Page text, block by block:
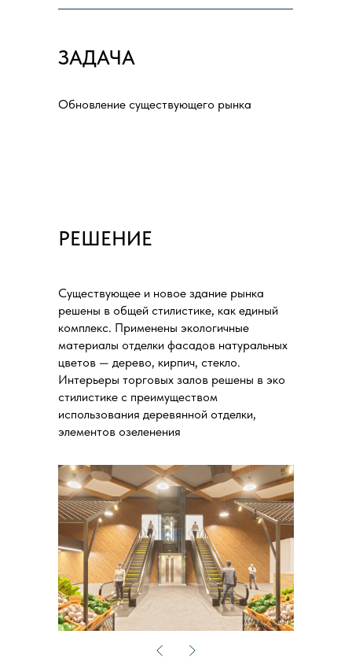
ЗАДАЧА
Обновление существующего рынка
РЕШЕНИЕ
Существующее и новое здание рынка
решены в общей стилистике, как единый
комплекс. Применены экологичные
материалы отделки фасадов натуральных
цветов — дерево, кирпич, стекло.
Интерьеры торговых залов решены в эко
стилистике с преимуществом
использования деревянной отделки,
элементов озеленения